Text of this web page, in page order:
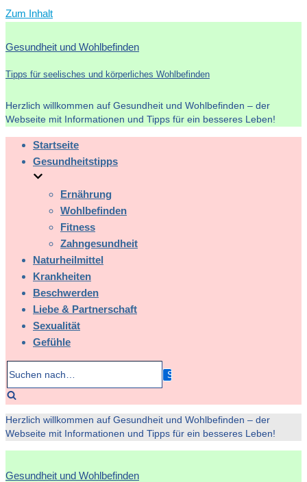
Zum Inhalt
Gesundheit und Wohlbefinden
Tipps für seelisches und körperliches Wohlbefinden
Herzlich willkommen auf Gesundheit und Wohlbefinden – der
Webseite mit Informationen und Tipps für ein besseres Leben!
Startseite
Gesundheitstipps
Ernährung
Wohlbefinden
Fitness
Zahngesundheit
Naturheilmittel
Krankheiten
Beschwerden
Liebe & Partnerschaft
Sexualität
Gefühle
Herzlich willkommen auf Gesundheit und Wohlbefinden – der
Webseite mit Informationen und Tipps für ein besseres Leben!
Gesundheit und Wohlbefinden